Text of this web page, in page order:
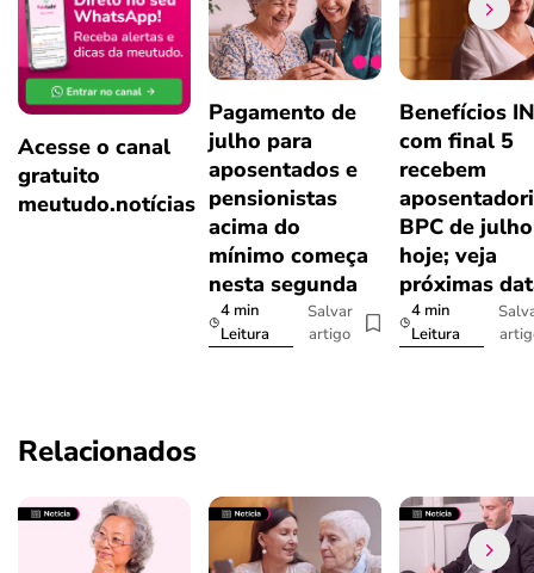
Acesse o canal
gratuito
meutudo.notícias
Pagamento de
julho para
aposentados e
pensionistas
acima do
mínimo começa
nesta segunda
4 min
Leitura
Salvar
artigo
Benefícios
com final 5
recebem
BPC de julho
hoje; veja
próximas
4 min
Leitura
Relacionados